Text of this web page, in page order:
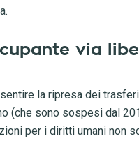
via
la ripresa dei
(che sono sospesi dal
per i diritti umani non